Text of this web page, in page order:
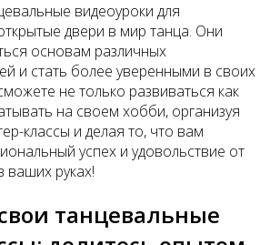
видеоуроки для
двери в мир танца. Они
основам различных
и стать более уверенными в своих
не только развиваться как
на своем хобби, организуя
классы и делая то, что вам
успех и удовольствие от
ваших руках!
танцевальные